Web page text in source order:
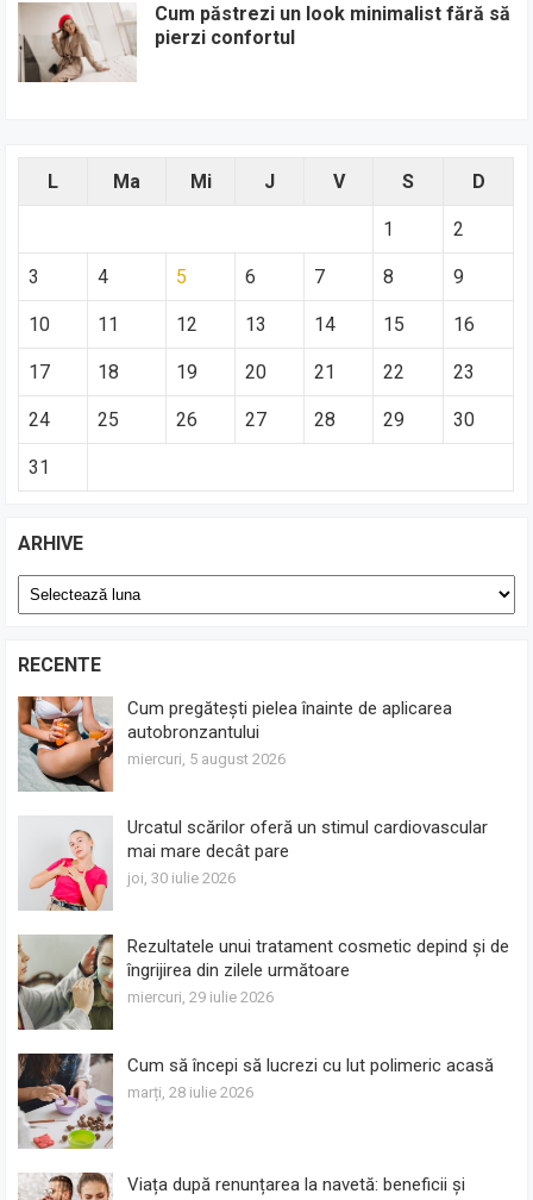
Cum păstrezi un look minimalist fără să
pierzi confortul
L Ma Mi J V S D
1 2
3 4 5 6 7 8 9
10 11 12 13 14 15 16
17 18 19 20 21 22 23
24 25 26 27 28 29 30
31
ARHIVE
Arhive
RECENTE
Cum pregătești pielea înainte de aplicarea
autobronzantului
miercuri, 5 august 2026
Urcatul scărilor oferă un stimul cardiovascular
mai mare decât pare
joi, 30 iulie 2026
Rezultatele unui tratament cosmetic depind și de
îngrijirea din zilele următoare
miercuri, 29 iulie 2026
Cum să începi să lucrezi cu lut polimeric acasă
marți, 28 iulie 2026
Viața după renunțarea la navetă: beneficii și